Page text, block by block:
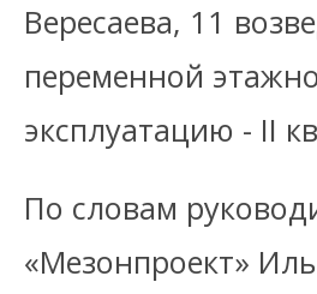
Вересаева, 11
переменной
эксплуатацию - II
По словам
«Мезонпроект»